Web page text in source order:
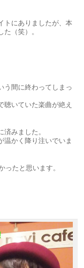
トにありましたが、本
（笑）。
う間に終わってしまっ
聴いていた楽曲が絶え
みました。
温かく降り注いでいま
ったと思います。